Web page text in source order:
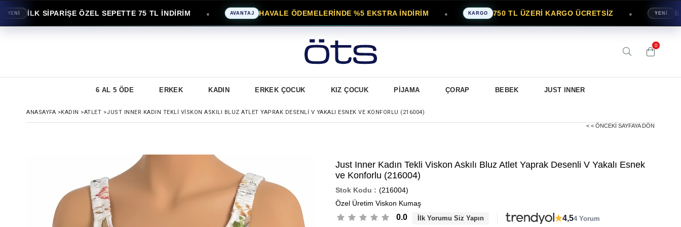
İLK SİPARİŞE ÖZEL SEPETTE 75 TL İNDİRİM ● AVANTAJ HAVALE ÖDEMELERİNDE %5 EKSTRA İNDİRİM ● KARGO 750 TL ÜZERİ KARGO ÜCRETSİZ ● YENİ İLK
0
6 AL 5 ÖDE ERKEK KADIN ERKEK ÇOCUK KIZ ÇOCUK PİJAMA ÇORAP BEBEK JUST INNER
ANASAYFA >KADIN >ATLET >JUST INNER KADIN TEKLI VISKON ASKILI BLUZ ATLET YAPRAK DESENLI V YAKALI ESNEK VE KONFORLU (216004)
< < ÖNCEKI SAYFAYA DÖN
Just Inner Kadın Tekli Viskon Askılı Bluz Atlet Yaprak Desenli V Yakalı Esnek
ve Konforlu (216004)
(216004)
Özel Üretim Viskon Kumaş
0.0 İlk Yorumu Siz Yapın ★4,54 Yorum